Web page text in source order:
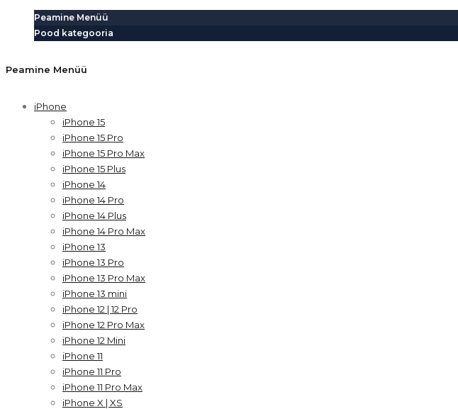
Peamine Menüü
Pood kategooria
Peamine Menüü
iPhone
iPhone 15
iPhone 15 Pro
iPhone 15 Pro Max
iPhone 15 Plus
iPhone 14
iPhone 14 Pro
iPhone 14 Plus
iPhone 14 Pro Max
iPhone 13
iPhone 13 Pro
iPhone 13 Pro Max
iPhone 13 mini
iPhone 12 | 12 Pro
iPhone 12 Pro Max
iPhone 12 Mini
iPhone 11
iPhone 11 Pro
iPhone 11 Pro Max
iPhone X | XS